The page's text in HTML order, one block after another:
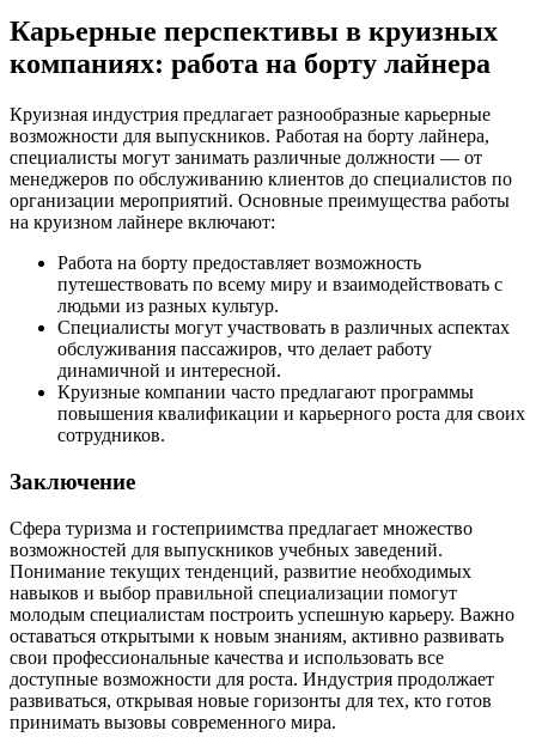
Карьерные перспективы в круизных
компаниях: работа на борту лайнера
Круизная индустрия предлагает разнообразные карьерные
возможности для выпускников. Работая на борту лайнера,
специалисты могут занимать различные должности — от
менеджеров по обслуживанию клиентов до специалистов по
организации мероприятий. Основные преимущества работы
на круизном лайнере включают:
Работа на борту предоставляет возможность
путешествовать по всему миру и взаимодействовать с
людьми из разных культур.
Специалисты могут участвовать в различных аспектах
обслуживания пассажиров, что делает работу
динамичной и интересной.
Круизные компании часто предлагают программы
повышения квалификации и карьерного роста для своих
сотрудников.
Заключение
Сфера туризма и гостеприимства предлагает множество
возможностей для выпускников учебных заведений.
Понимание текущих тенденций, развитие необходимых
навыков и выбор правильной специализации помогут
молодым специалистам построить успешную карьеру. Важно
оставаться открытыми к новым знаниям, активно развивать
свои профессиональные качества и использовать все
доступные возможности для роста. Индустрия продолжает
развиваться, открывая новые горизонты для тех, кто готов
принимать вызовы современного мира.